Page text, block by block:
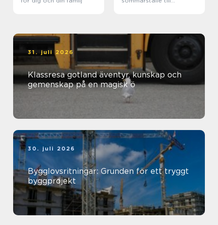
31. juli 2026
Klassresa gotland äventyr, kunskap och
gemenskap på en magisk ö
30. juli 2026
Bygglovsritningar: Grunden för ett tryggt
byggprojekt